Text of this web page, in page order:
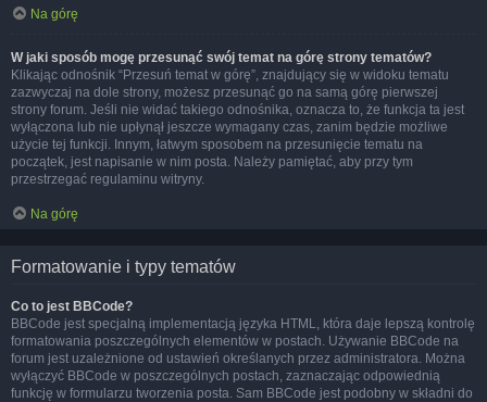
Na górę
W jaki sposób mogę przesunąć swój temat na górę strony tematów?
Klikając odnośnik “Przesuń temat w górę”, znajdujący się w widoku tematu
zazwyczaj na dole strony, możesz przesunąć go na samą górę pierwszej
strony forum. Jeśli nie widać takiego odnośnika, oznacza to, że funkcja ta jest
wyłączona lub nie upłynął jeszcze wymagany czas, zanim będzie możliwe
użycie tej funkcji. Innym, łatwym sposobem na przesunięcie tematu na
początek, jest napisanie w nim posta. Należy pamiętać, aby przy tym
przestrzegać regulaminu witryny.
Na górę
Formatowanie i typy tematów
Co to jest BBCode?
BBCode jest specjalną implementacją języka HTML, która daje lepszą kontrolę
formatowania poszczególnych elementów w postach. Używanie BBCode na
forum jest uzależnione od ustawień określanych przez administratora. Można
wyłączyć BBCode w poszczególnych postach, zaznaczając odpowiednią
funkcję w formularzu tworzenia posta. Sam BBCode jest podobny w składni do